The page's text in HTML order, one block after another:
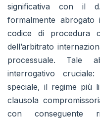
significativa con il
formalmente
codice di procedura
dell’arbitrato
processuale. Tale
interrogativo
speciale, il regime più
clausola
con conseguente